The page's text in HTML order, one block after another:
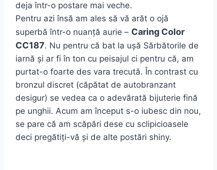
deja într-o postare mai veche.
Pentru azi însă am ales să vă arăt o ojă
superbă într-o nuanță aurie – Caring Color
CC187. Nu pentru că bat la ușă Sărbătorile de
iarnă și ar fi în ton cu peisajul ci pentru că, am
purtat-o foarte des vara trecută. În contrast cu
bronzul discret (căpătat de autobranzant
desigur) se vedea ca o adevărată bijuterie fină
pe unghii. Acum am început s-o iubesc din nou,
se pare că am scăpări dese cu sclipicioasele
deci pregătiți-vă și de alte postări shiny.